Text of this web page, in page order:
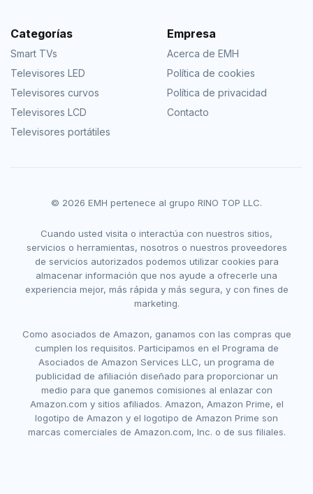
Categorías
Smart TVs
Televisores LED
Televisores curvos
Televisores LCD
Televisores portátiles
Empresa
Acerca de EMH
Política de cookies
Política de privacidad
Contacto
© 2026 EMH pertenece al grupo RINO TOP LLC.
Cuando usted visita o interactúa con nuestros sitios,
servicios o herramientas, nosotros o nuestros proveedores
de servicios autorizados podemos utilizar cookies para
almacenar información que nos ayude a ofrecerle una
experiencia mejor, más rápida y más segura, y con fines de
marketing.
Como asociados de Amazon, ganamos con las compras que
cumplen los requisitos. Participamos en el Programa de
Asociados de Amazon Services LLC, un programa de
publicidad de afiliación diseñado para proporcionar un
medio para que ganemos comisiones al enlazar con
Amazon.com y sitios afiliados. Amazon, Amazon Prime, el
logotipo de Amazon y el logotipo de Amazon Prime son
marcas comerciales de Amazon.com, Inc. o de sus filiales.